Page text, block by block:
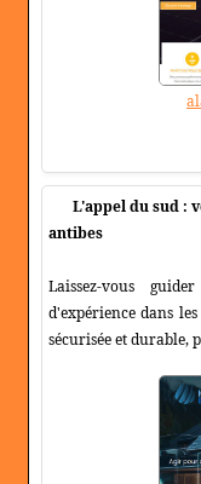
L'appel du sud :
antibes
Laissez-vous
d'expérience dans
sécurisée et durable,